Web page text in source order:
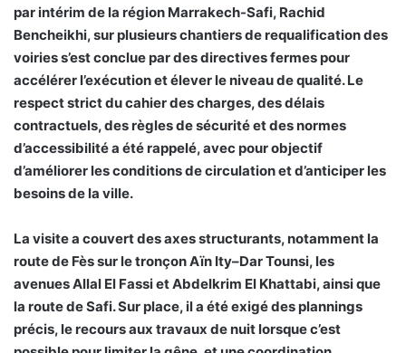
par intérim de la région Marrakech-Safi, Rachid
Bencheikhi, sur plusieurs chantiers de requalification des
voiries s’est conclue par des directives fermes pour
accélérer l’exécution et élever le niveau de qualité. Le
respect strict du cahier des charges, des délais
contractuels, des règles de sécurité et des normes
d’accessibilité a été rappelé, avec pour objectif
d’améliorer les conditions de circulation et d’anticiper les
besoins de la ville.
La visite a couvert des axes structurants, notamment la
route de Fès sur le tronçon Aïn Ity–Dar Tounsi, les
avenues Allal El Fassi et Abdelkrim El Khattabi, ainsi que
la route de Safi. Sur place, il a été exigé des plannings
précis, le recours aux travaux de nuit lorsque c’est